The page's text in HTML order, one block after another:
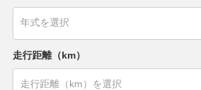
走行距離（km）